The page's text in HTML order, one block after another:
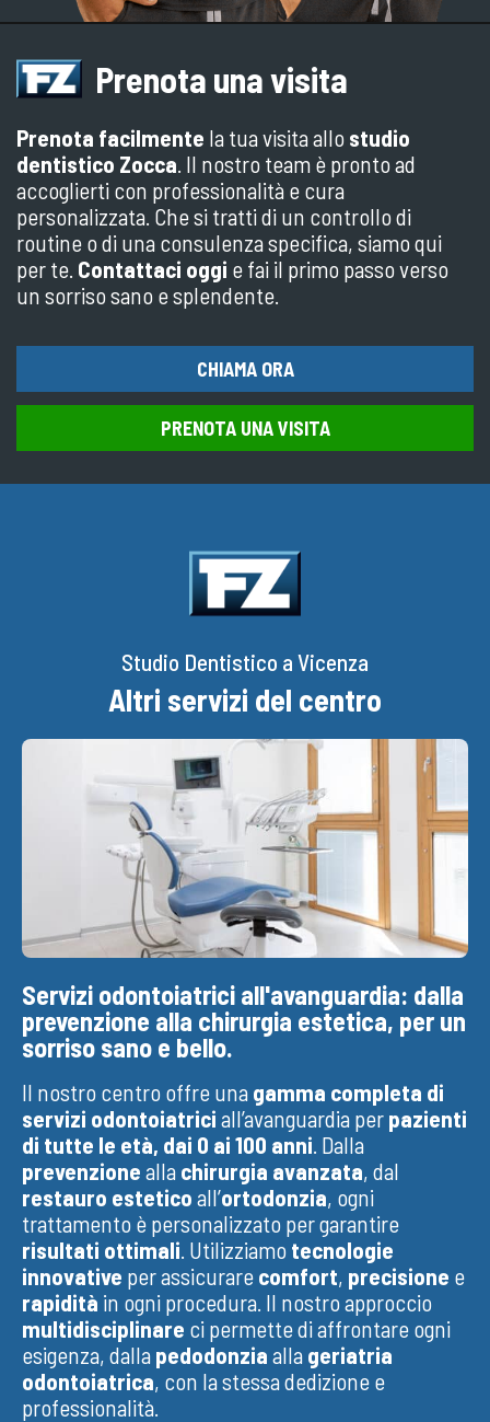
Prenota una visita
Prenota facilmente la tua visita allo studio
dentistico Zocca . Il nostro team è pronto ad
accoglierti con professionalità e cura
personalizzata. Che si tratti di un controllo di
routine o di una consulenza specifica, siamo qui
per te. Contattaci oggi e fai il primo passo verso
un sorriso sano e splendente.
CHIAMA ORA
PRENOTA UNA VISITA
Studio Dentistico a Vicenza
Altri servizi del centro
Servizi odontoiatrici all'avanguardia: dalla
prevenzione alla chirurgia estetica, per un
sorriso sano e bello.
Il nostro centro offre una gamma completa di
servizi odontoiatrici all’avanguardia per pazienti
di tutte le età, dai 0 ai 100 anni . Dalla
prevenzione alla chirurgia avanzata, dal
restauro estetico all’ortodonzia, ogni
trattamento è personalizzato per garantire
risultati ottimali . Utilizziamo tecnologie
innovative per assicurare comfort, precisione e
rapidità in ogni procedura. Il nostro approccio
multidisciplinare ci permette di affrontare ogni
esigenza, dalla pedodonzia alla geriatria
odontoiatrica, con la stessa dedizione e
professionalità.